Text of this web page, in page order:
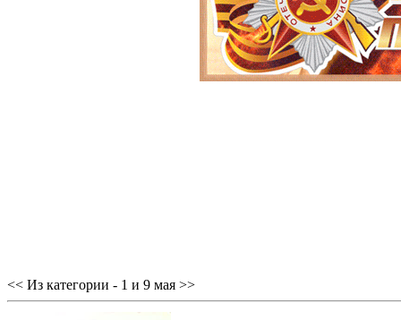
<< Из категории - 1 и 9 мая >>